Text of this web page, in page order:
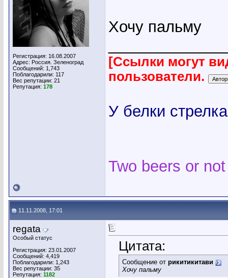
Регистрация: 16.08.2007
Адрес: Россия. Зеленоград
Сообщений: 1,743
Поблагодарили: 117
Вес репутации: 21
Репутация: 178
Хочу пальму
[Ссылки могут
пользователи.
У белки
Two beers or
11.11.2008, 17:01
regata
Особый статус
Регистрация: 23.01.2007
Сообщений: 4,419
Поблагодарили: 1,243
Вес репутации: 35
Репутация: 1182
Цитата:
Сообщение от рикитикитави
Хочу пальму